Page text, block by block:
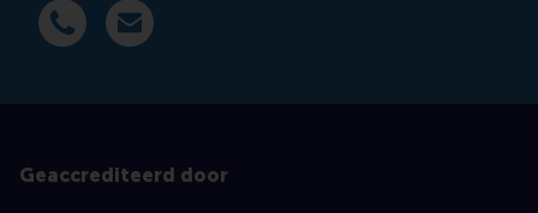
Bel +31 6 14 885 710
E-mail tnikola@rsm.nl
Geaccrediteerd door